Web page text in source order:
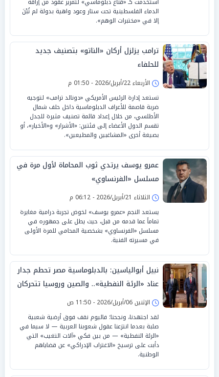
الدماء الفلسطينية تحت ستار وعود واهية بدولة لم تُبْنَ
إلا في «مختبرات الوهم».
ترامب يزلزل أركان «الناتو» بتصنيف جديد
للحلفاء
الأربعاء 22/أبريل/2026 - 01:50 م
تستعد إدارة الرئيس الأمريكي «دونالد ترامب» لتوجيه
ضربة قاصمة للأعراف الدبلوماسية داخل حلف شمال
الأطلسي، من خلال إعداد قائمة تصنيف مثيرة للجدل
تقسم الدول الأعضاء إلى فئتين: «الأشرار» و«الأخيار»، أو
بصيغة أخرى «المشاغبين والمطيعين».
عمرو يوسف يرتدي ثوب المحاماة لأول مرة في
مسلسل «الفرنساوي»
الثلاثاء 21/أبريل/2026 - 06:12 م
يستعد النجم «عمرو يوسف» لخوض تجربة درامية مغايرة
تماماً عما قدمه من قبل، حيث يطل على جمهوره في
مسلسل «الفرنساوي» بشخصية المحامي للمرة الأولى
في مسيرته الفنية.
نبيل أبوالياسين: بالدبلوماسية مصر تحطم جدار
عناد «الرئة النفطية».. والصين وروسيا تتحركان
والفاتيكان يفضح
الإثنين 06/أبريل/2026 - 11:50 ص
لقد اجتهدنا، ونجحنا؛ فاليوم نقف فوق أرضية شعبية
صلبة بعدما انتزعنا عقول شعوبنا العربية — لا سيما في
«الرئة النفطية» — من بين فكي «آلات التغيب» التي
دأبت على ترسيخ «الاغتراب الإدراكي» عن قضاياهم
الوطنية.